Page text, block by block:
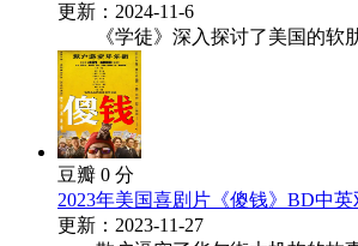
更新：2024-11-6
《学徒》深入探讨了美国的软肋
豆瓣 0 分
2023年美国喜剧片《傻钱》BD中英
更新：2023-11-27